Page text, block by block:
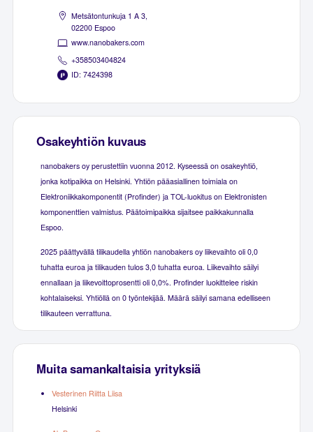
Metsätontunkuja 1 A 3,
02200 Espoo
www.nanobakers.com
+358503404824
ID: 7424398
Osakeyhtiön kuvaus
nanobakers oy perustettiin vuonna 2012. Kyseessä on osakeyhtiö,
jonka kotipaikka on Helsinki. Yhtiön pääasiallinen toimiala on
Elektroniikkakomponentit (Profinder) ja TOL-luokitus on Elektronisten
komponenttien valmistus. Päätoimipaikka sijaitsee paikkakunnalla
Espoo.
2025 päättyvällä tilikaudella yhtiön nanobakers oy liikevaihto oli 0,0
tuhatta euroa ja tilikauden tulos 3,0 tuhatta euroa. Liikevaihto säilyi
ennallaan ja liikevoittoprosentti oli 0,0%. Profinder luokittelee riskin
kohtalaiseksi. Yhtiöllä on 0 työntekijää. Määrä säilyi samana edelliseen
tilikauteen verrattuna.
Muita samankaltaisia yrityksiä
Vesterinen Riitta Liisa
Helsinki